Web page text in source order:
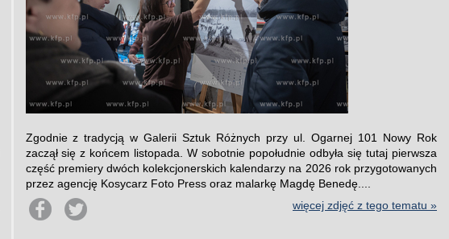
Zgodnie z tradycją w Galerii Sztuk Różnych przy ul. Ogarnej 101 Nowy Rok
zaczął się z końcem listopada. W sobotnie popołudnie odbyła się tutaj pierwsza
część premiery dwóch kolekcjonerskich kalendarzy na 2026 rok przygotowanych
przez agencję Kosycarz Foto Press oraz malarkę Magdę Benedę....
więcej zdjęć z tego tematu »